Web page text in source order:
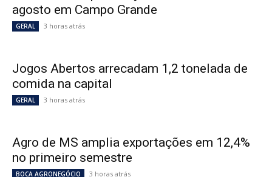
agosto em Campo Grande
GERAL 3 horas atrás
Jogos Abertos arrecadam 1,2 tonelada de
comida na capital
GERAL 3 horas atrás
Agro de MS amplia exportações em 12,4%
no primeiro semestre
BOCA AGRONEGÓCIO 3 horas atrás